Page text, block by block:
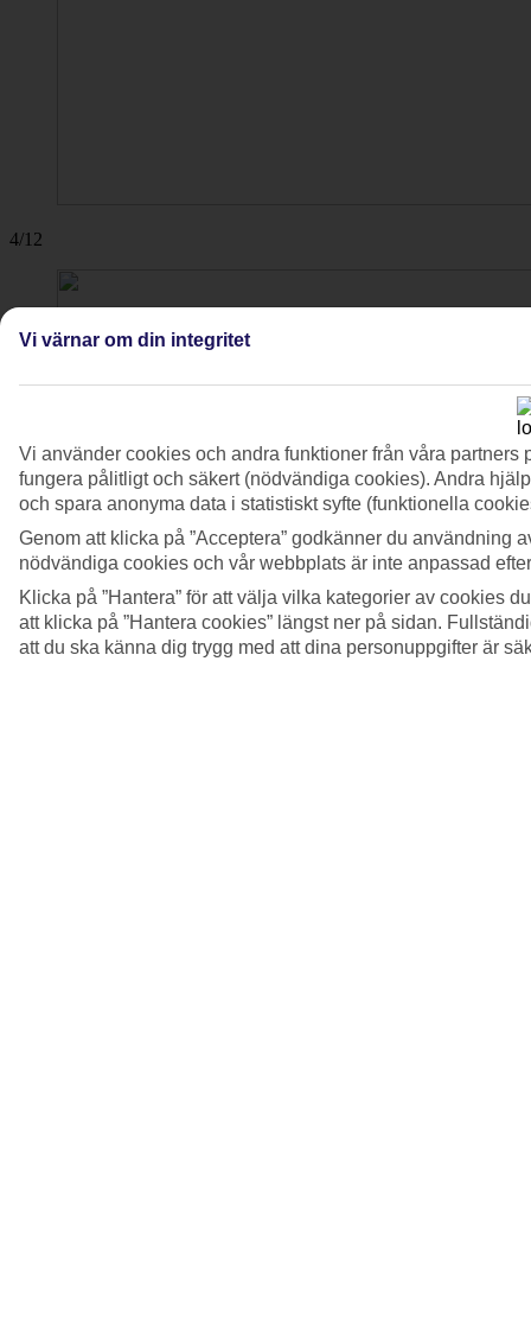
4/12
Vi värnar om din integritet
Vi använder cookies och andra funktioner från våra
fungera pålitligt och säkert (nödvändiga cookies). Andra
och spara anonyma data i statistiskt syfte (funktionella
Genom att klicka på ”Acceptera” godkänner du användning
nödvändiga cookies och vår webbplats är inte anpassad
Klicka på ”Hantera” för att välja vilka kategorier av cookies
att klicka på ”Hantera cookies” längst ner på sidan.
att du ska känna dig trygg med att dina personuppgifter är